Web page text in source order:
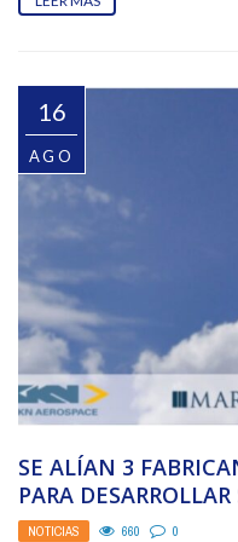
16
AGO
SE ALÍAN 3
PARA
LÍQUIDO
NOTICIAS 660 0